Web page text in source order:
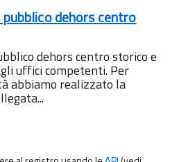
dehors centro
dehors centro storico e
uffici competenti. Per
abbiamo realizzato la